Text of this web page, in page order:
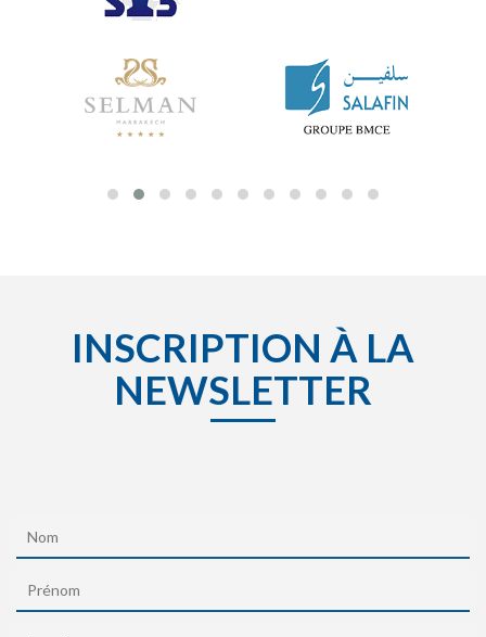
INSCRIPTION À LA
NEWSLETTER